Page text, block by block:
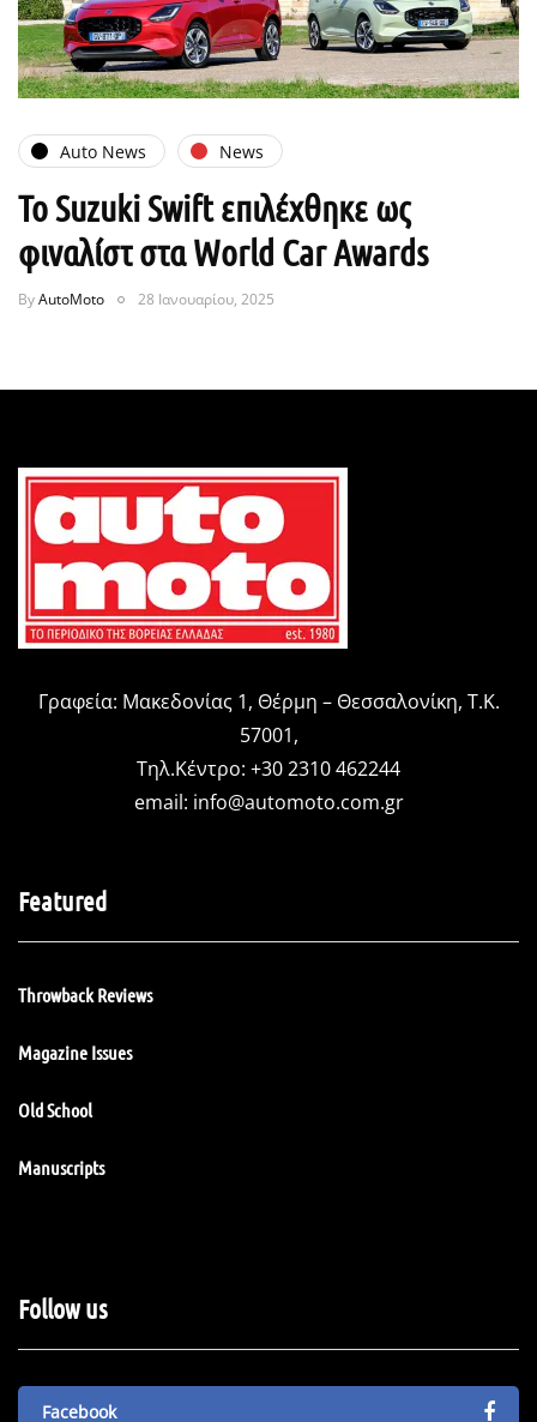
Auto News News
Το Suzuki Swift επιλέχθηκε ως
φιναλίστ στα World Car Awards
ByAutoMoto 28 Ιανουαρίου, 2025
Γραφεία: Μακεδονίας 1, Θέρμη – Θεσσαλονίκη, Τ.Κ.
57001,
Τηλ.Κέντρο: +30 2310 462244
email: info@automoto.com.gr
Featured
Throwback Reviews
Magazine Issues
Old School
Manuscripts
Follow us
Facebook